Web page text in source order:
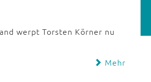
werpt Torsten Körner nu
Mehr